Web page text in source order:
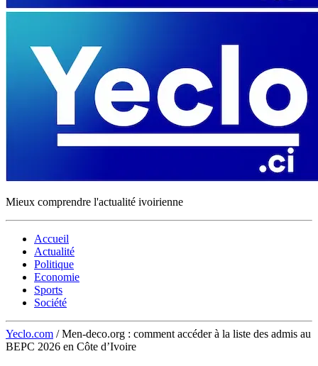
Mieux comprendre l'actualité ivoirienne
Accueil
Actualité
Politique
Economie
Sports
Société
Yeclo.com / Men-deco.org : comment accéder à la liste des admis au
BEPC 2026 en Côte d’Ivoire